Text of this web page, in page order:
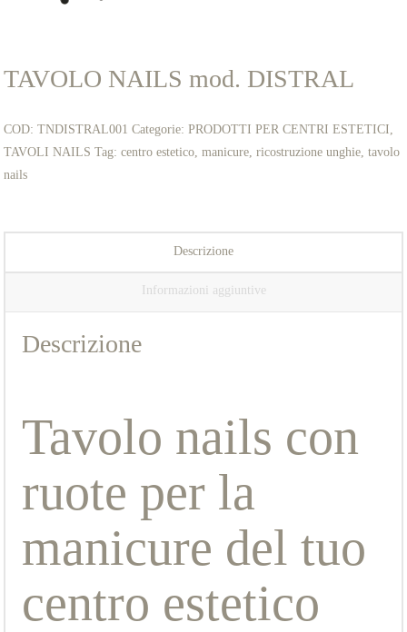
TAVOLO NAILS mod. DISTRAL
COD:TNDISTRAL001 Categorie:PRODOTTI PER CENTRI ESTETICI
TAVOLI NAILS Tag:centro estetico ,manicure ,ricostruzione unghie ,tavolo
nails
Descrizione
Informazioni aggiuntive
Descrizione
Tavolo nails con
ruote per la
manicure del tuo
centro estetico